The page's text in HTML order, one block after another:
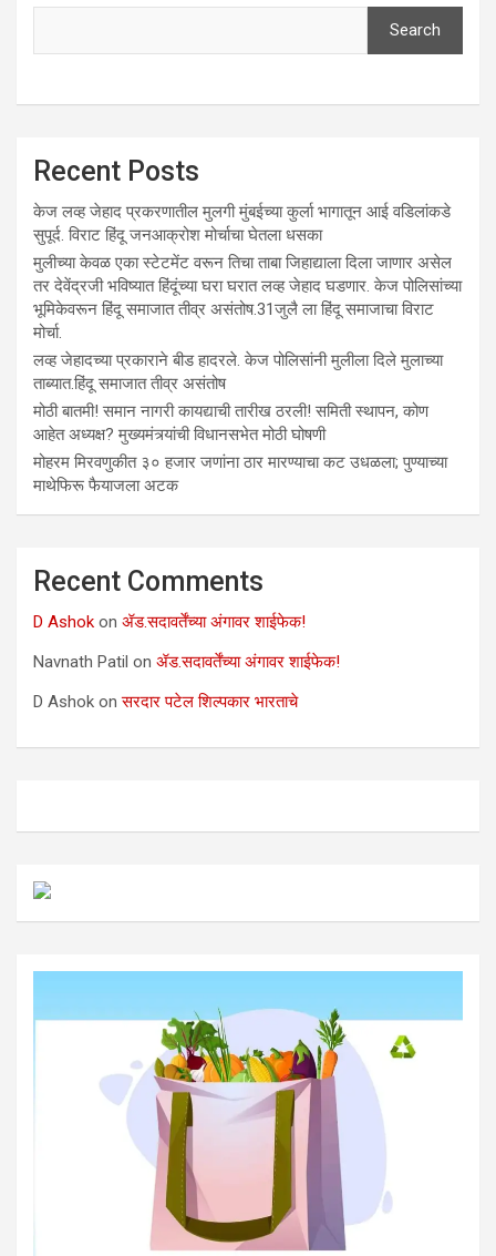
Search
Recent Posts
केज लव्ह जेहाद प्रकरणातील मुलगी मुंबईच्या कुर्ला भागातून आई वडिलांकडे
सुपूर्द. विराट हिंदू जनआक्रोश मोर्चाचा घेतला धसका
मुलीच्या केवळ एका स्टेटमेंट वरून तिचा ताबा जिहाद्याला दिला जाणार असेल
तर देवेंद्रजी भविष्यात हिंदूंच्या घरा घरात लव्ह जेहाद घडणार. केज पोलिसांच्या
भूमिकेवरून हिंदू समाजात तीव्र असंतोष.31जुलै ला हिंदू समाजाचा विराट
मोर्चा.
लव्ह जेहादच्या प्रकाराने बीड हादरले. केज पोलिसांनी मुलीला दिले मुलाच्या
ताब्यात.हिंदू समाजात तीव्र असंतोष
मोठी बातमी! समान नागरी कायद्याची तारीख ठरली! समिती स्थापन, कोण
आहेत अध्यक्ष? मुख्यमंत्र्यांची विधानसभेत मोठी घोषणी
मोहरम मिरवणुकीत ३० हजार जणांना ठार मारण्‍याचा कट उधळला; पुण्‍याच्‍या
माथेफिरू फैयाजला अटक
Recent Comments
D Ashok on ॲड.सदावर्तेंच्या अंगावर शाईफेक!
Navnath Patil on ॲड.सदावर्तेंच्या अंगावर शाईफेक!
D Ashok onसरदार पटेल शिल्पकार भारताचे